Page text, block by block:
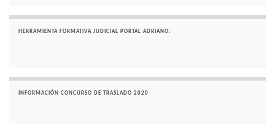
HERRAMIENTA FORMATIVA JUDICIAL PORTAL ADRIANO:
INFORMACIÓN CONCURSO DE TRASLADO 2020